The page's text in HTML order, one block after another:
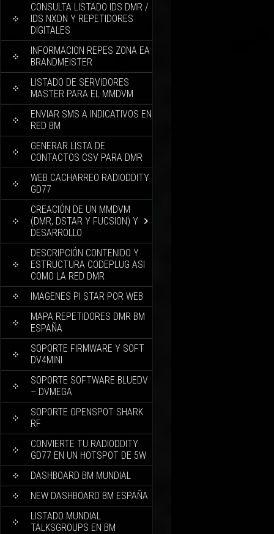
CONSULTA LISTADO IDS DMR /
IDS NXDN Y REPETIDORES
DIGITALES
INFORMACION REPES ZONA EA
BRANDMEISTER
LISTADO DE SERVIDORES
MASTER PARA EL MMDVM
ENVIAR SMS A INDICATIVOS EN
RED BM
GENERAR LISTA DE
CONTACTOS CSV PARA DMR
WEB CACHARREO RADIODDITY
GD77
CREACIÓN DE UN MMDVM
(DMR, DSTAR Y FUCSION) Y
DESARROLLO
DESCRIPCIÓN CONTENIDO Y
ESTRUCTURA CODEPLUG ASI
COMO LA RED DMR
IMAGENES PI STAR POR WEB
MAPA REPETIDORES DMR BM
ESPAÑA
SOPORTE FIRMWARE Y SOFT
DV4MINI
SOPORTE SOFTWARE BLUEDV
– DVMEGA
SOPORTE OPENSPOT SHARK
RF
CONVIERTE TU RADIODDITY
GD77 EN UN HOTSPOT DE 5W
DASHBOARD BM MUNDIAL
NEW DASHBOARD BM ESPAÑA
LISTADO MUNDIAL
TALKSGROUPS EN BM